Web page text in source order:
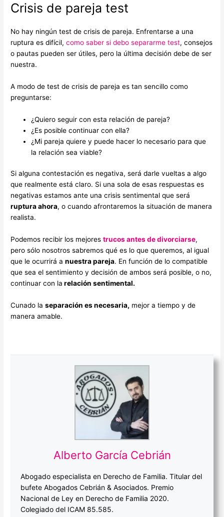
Crisis de pareja test
No hay ningún test de crisis de pareja. Enfrentarse a una
ruptura es difícil, como saber si debo separarme test, consejos
o pautas pueden ser útiles, pero la última decisión debe de ser
nuestra.
A modo de test de crisis de pareja es tan sencillo como
preguntarse:
¿Quiero seguir con esta relación de pareja?
¿Es posible continuar con ella?
¿Mi pareja quiere y puede hacer lo necesario para que
la relación sea viable?
Si alguna contestación es negativa, será darle vueltas a algo
que realmente está claro. Si una sola de esas respuestas es
negativas estamos ante una crisis sentimental que será
ruptura ahora, o cuando afrontaremos la situación de manera
realista.
Podemos recibir los mejorestrucos antes de divorciarse,
pero sólo nosotros sabremos qué es lo que queremos, al igual
que le ocurrirá anuestra pareja. En función de lo compatible
que sea el sentimiento y decisión de ambos será posible, o no,
continuar con la relación sentimental.
Cunado laseparación es necesaria, mejor a tiempo y de
manera amable.
Alberto García Cebrián
Abogado especialista en Derecho de Familia. Titular del
bufete Abogados Cebrián & Asociados. Premio
Nacional de Ley en Derecho de Familia 2020.
Colegiado del ICAM 85.585.